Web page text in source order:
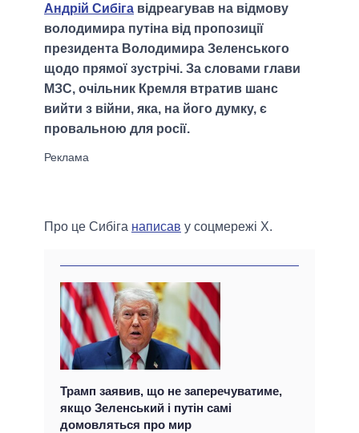
Андрій Сибіга відреагував на відмову
володимира путіна від пропозиції
президента Володимира Зеленського
щодо прямої зустрічі. За словами глави
МЗС, очільник Кремля втратив шанс
вийти з війни, яка, на його думку, є
провальною для росії.
Про це Сибіга написав у соцмережі Х.
Трамп заявив, що не заперечуватиме,
якщо Зеленський і путін самі
домовляться про мир